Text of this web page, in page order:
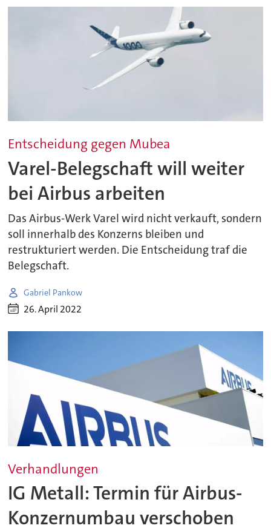
Entscheidung gegen Mubea
Varel-Belegschaft will weiter
bei Airbus arbeiten
Das Airbus-Werk Varel wird nicht verkauft, sondern
soll innerhalb des Konzerns bleiben und
restrukturiert werden. Die Entscheidung traf die
Belegschaft.
Gabriel Pankow
26. April 2022
Verhandlungen
IG Metall: Termin für Airbus-
Konzernumbau verschoben